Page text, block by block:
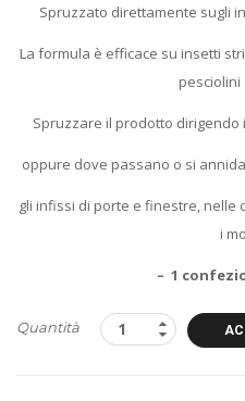
Spruzzato direttamente sugli
La formula è efficace su insetti
pesciolini
Spruzzare il prodotto
oppure dove passano o si
gli infissi di porte e finestre, nelle
i
– 1
Quantità